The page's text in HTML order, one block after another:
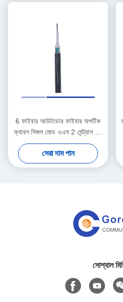
6 ফাইবার আউটডোর ফাইবার অপটিক
ক্যাবল সিঙ্গল মোড ওএস 2 সেন্ট্রাল লস
টিউব ক্যাবল পিই
সেরা দাম পান
সোশ্যাল